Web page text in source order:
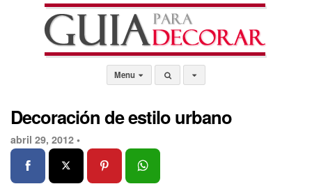
Menu
Decoración de estilo urbano
abril 29, 2012 •